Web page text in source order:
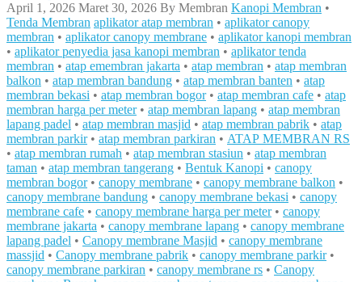
April 1, 2026 Maret 30, 2026 By Membran Kanopi Membran •
Tenda Membran aplikator atap membran • aplikator canopy
membran • aplikator canopy membrane • aplikator kanopi membran
• aplikator penyedia jasa kanopi membran • aplikator tenda
membran • atap emembran jakarta • atap membran • atap membran
balkon • atap membran bandung • atap membran banten • atap
membran bekasi • atap membran bogor• atap membran cafe • atap
membran harga per meter• atap membran lapang • atap membran
lapang padel • atap membran masjid • atap membran pabrik • atap
membran parkir• atap membran parkiran • ATAP MEMBRAN RS
• atap membran rumah • atap membran stasiun • atap membran
taman • atap membran tangerang • Bentuk Kanopi • canopy
membran bogor• canopy membrane • canopy membrane balkon •
canopy membrane bandung • canopy membrane bekasi • canopy
membrane cafe • canopy membrane harga per meter• canopy
membrane jakarta • canopy membrane lapang • canopy membrane
lapang padel • Canopy membrane Masjid • canopy membrane
massjid • Canopy membrane pabrik • canopy membrane parkir•
canopy membrane parkiran • canopy membrane rs • Canopy